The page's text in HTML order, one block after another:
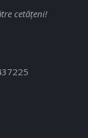
cetăţeni!